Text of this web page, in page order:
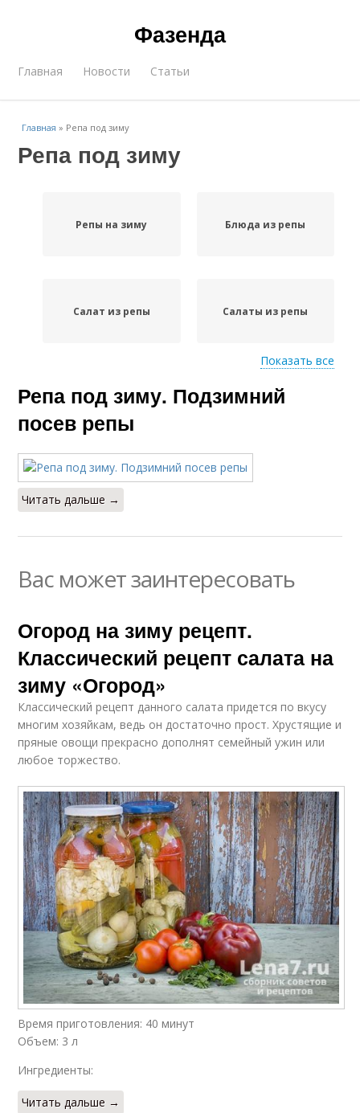
Фазенда
Главная Новости Статьи
Главная » Репа под зиму
Репа под зиму
Репы на зиму Блюда из репы
Салат из репы Салаты из репы
Овощи на зиму
Показать все
Репа под зиму. Подзимний
посев репы
Читать дальше →
Вас может заинтересовать
Огород на зиму рецепт.
Классический рецепт салата на
зиму «Огород»
Классический рецепт данного салата придется по вкусу
многим хозяйкам, ведь он достаточно прост. Хрустящие и
пряные овощи прекрасно дополнят семейный ужин или
любое торжество.
Время приготовления: 40 минут
Объем: 3 л
Ингредиенты:
Читать дальше →